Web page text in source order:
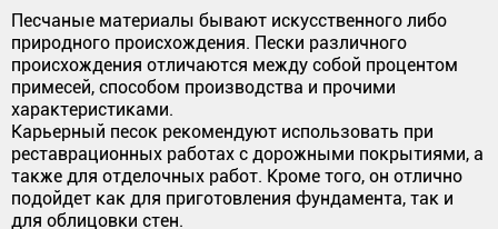
Песчаные материалы бывают искусственного либо
природного происхождения. Пески различного
происхождения отличаются между собой процентом
примесей, способом производства и прочими
характеристиками.
Карьерный песок рекомендуют использовать при
реставрационных работах с дорожными покрытиями, а
также для отделочных работ. Кроме того, он отлично
подойдет как для приготовления фундамента, так и
для облицовки стен.